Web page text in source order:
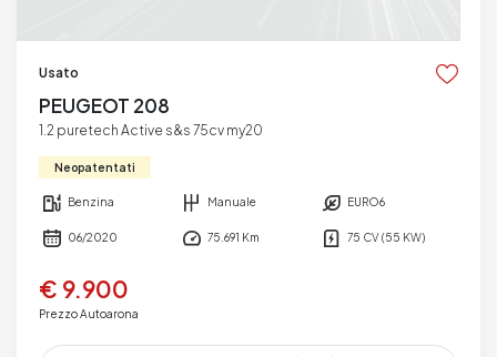
Usato
PEUGEOT 208
1.2 puretech Active s&s 75cv my20
Neopatentati
Benzina Manuale EURO6
06/2020 75.691 Km 75 CV (55 KW)
€ 9.900
Prezzo Autoarona